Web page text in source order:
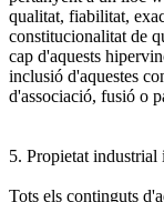
qualitat, fiabilitat,
constitucionalitat de
cap d'aquests
inclusió d'aquestes
d'associació, fusió o
5. Propietat industrial
Tots els continguts